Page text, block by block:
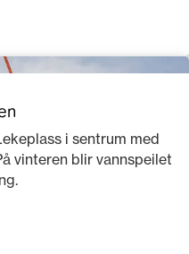
i sentrum med
vinteren blir vannspeilet